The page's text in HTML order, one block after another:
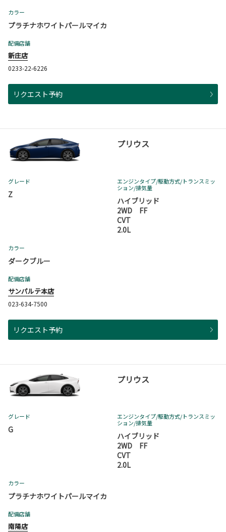
カラー
プラチナホワイトパールマイカ
配備店舗
新庄店
0233-22-6226
リクエスト予約
プリウス
グレード
Z
エンジンタイプ/駆動方式/トランスミッ
ション/排気量
ハイブリッド
2WD FF
CVT
2.0L
カラー
ダークブルー
配備店舗
サンパルテ本店
023-634-7500
リクエスト予約
プリウス
グレード
G
エンジンタイプ/駆動方式/トランスミッ
ション/排気量
ハイブリッド
2WD FF
CVT
2.0L
カラー
プラチナホワイトパールマイカ
配備店舗
南陽店